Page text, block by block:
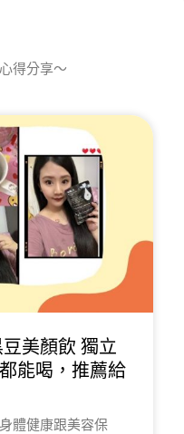
得分享～
美顏飲 獨立
能喝，推薦給
體健康跟美容保